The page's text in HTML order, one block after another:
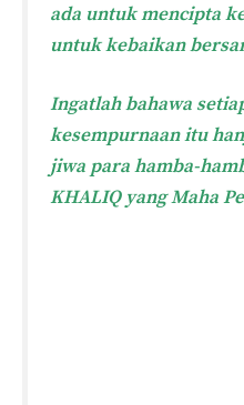
ada untuk mencipta
untuk kebaikan
Ingatlah bahawa
kesempurnaan itu
jiwa para hamba-
KHALIQ yang Maha